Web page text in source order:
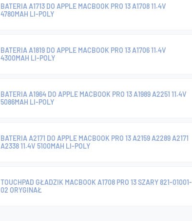
BATERIA A1713 DO APPLE MACBOOK PRO 13 A1708 11.4V
4780MAH LI-POLY
BATERIA A1819 DO APPLE MACBOOK PRO 13 A1706 11.4V
4300MAH LI-POLY
BATERIA A1964 DO APPLE MACBOOK PRO 13 A1989 A2251 11.4V
5086MAH LI-POLY
BATERIA A2171 DO APPLE MACBOOK PRO 13 A2159 A2289 A2171
A2338 11.4V 5100MAH LI-POLY
TOUCHPAD GŁADZIK MACBOOK A1708 PRO 13 SZARY 821-01001-
02 ORYGINAŁ